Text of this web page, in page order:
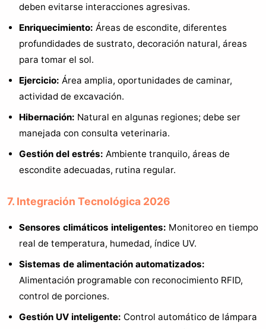
deben evitarse interacciones agresivas.
Enriquecimiento: Áreas de escondite, diferentes
profundidades de sustrato, decoración natural, áreas
para tomar el sol.
Ejercicio: Área amplia, oportunidades de caminar,
actividad de excavación.
Hibernación: Natural en algunas regiones; debe ser
manejada con consulta veterinaria.
Gestión del estrés: Ambiente tranquilo, áreas de
escondite adecuadas, rutina regular.
7. Integración Tecnológica 2026
Sensores climáticos inteligentes: Monitoreo en tiempo
real de temperatura, humedad, índice UV.
Sistemas de alimentación automatizados:
Alimentación programable con reconocimiento RFID,
control de porciones.
Gestión UV inteligente: Control automático de lámpara